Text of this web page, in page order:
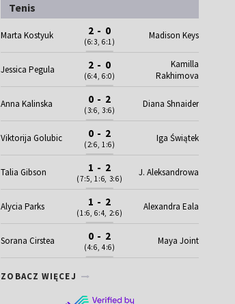
Tenis
Marta Kostyuk 2 - 0
(6:3, 6:1)
Madison Keys
Jessica Pegula 2 - 0
(6:4, 6:0)
Kamilla
Rakhimova
Anna Kalinska 0 - 2
(3:6, 3:6)
Diana Shnaider
Viktorija Golubic 0 - 2
(2:6, 1:6)
Iga Świątek
Talia Gibson 1 - 2
(7:5, 1:6, 3:6)
J. Aleksandrowa
Alycia Parks 1 - 2
(1:6, 6:4, 2:6)
Alexandra Eala
Sorana Cirstea 0 - 2
(4:6, 4:6)
Maya Joint
ZOBACZ WIĘCEJ